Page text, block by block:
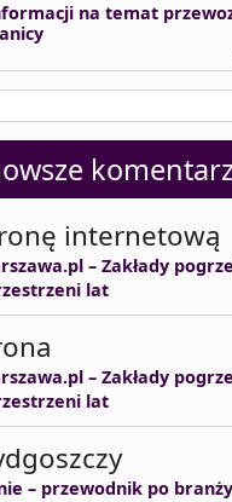
na temat
internetową
– Zakłady
lat
– Zakłady
lat
– przewodnik po branży